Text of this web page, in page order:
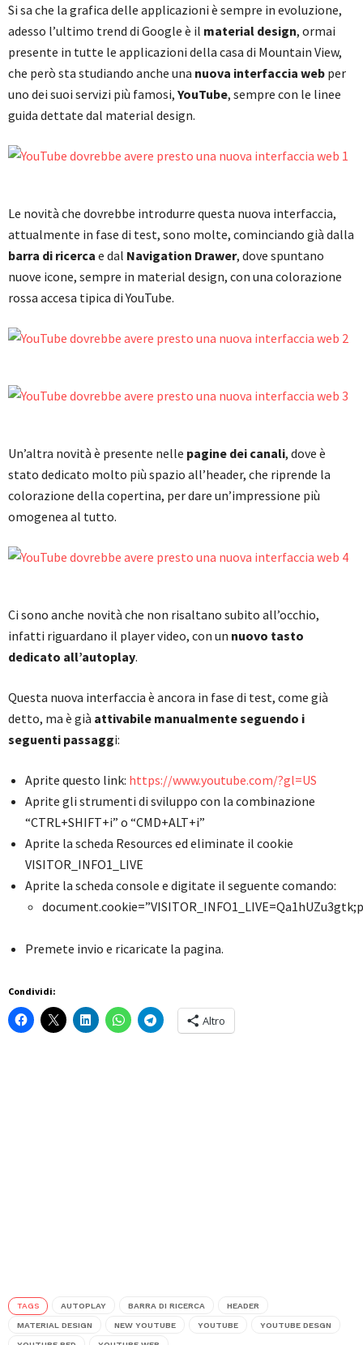
Si sa che la grafica delle applicazioni è sempre in evoluzione,
adesso l’ultimo trend di Google è il material design, ormai
presente in tutte le applicazioni della casa di Mountain View,
che però sta studiando anche una nuova interfaccia web per
uno dei suoi servizi più famosi, YouTube, sempre con le linee
guida dettate dal material design.
Le novità che dovrebbe introdurre questa nuova interfaccia,
attualmente in fase di test, sono molte, cominciando già dalla
barra di ricerca e dal Navigation Drawer, dove spuntano
nuove icone, sempre in material design, con una colorazione
rossa accesa tipica di YouTube.
Un’altra novità è presente nelle pagine dei canali, dove è
stato dedicato molto più spazio all’header, che riprende la
colorazione della copertina, per dare un’impressione più
omogenea al tutto.
Ci sono anche novità che non risaltano subito all’occhio,
infatti riguardano il player video, con un nuovo tasto
dedicato all’autoplay.
Questa nuova interfaccia è ancora in fase di test, come già
detto, ma è già attivabile manualmente seguendo i
seguenti passaggi:
Aprite questo link: https://www.youtube.com/?gl=US
Aprite gli strumenti di sviluppo con la combinazione
“CTRL+SHIFT+i” o “CMD+ALT+i”
Aprite la scheda Resources ed eliminate il cookie
VISITOR_INFO1_LIVE
Aprite la scheda console e digitate il seguente comando:
Premete invio e ricaricate la pagina.
Condividi:
Altro
TAGS AUTOPLAY BARRA DI RICERCA HEADER
MATERIAL DESIGN NEW YOUTUBE YOUTUBE YOUTUBE DESGN